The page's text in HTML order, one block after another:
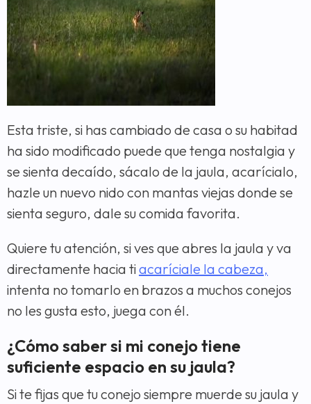
Esta triste, si has cambiado de casa o su habitad
ha sido modificado puede que tenga nostalgia y
se sienta decaído, sácalo de la jaula, acarícialo,
hazle un nuevo nido con mantas viejas donde se
sienta seguro, dale su comida favorita.
Quiere tu atención, si ves que abres la jaula y va
directamente hacia tiacaríciale la cabeza,
intenta no tomarlo en brazos a muchos conejos
no les gusta esto, juega con él.
¿Cómo saber si mi conejo tiene
suficiente espacio en su jaula?
Si te fijas que tu conejo siempre muerde su jaula y